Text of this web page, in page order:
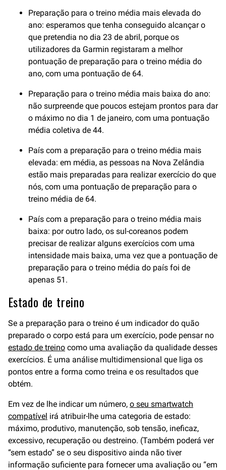
Preparação para o treino média mais elevada do
ano: esperamos que tenha conseguido alcançar o
que pretendia no dia 23 de abril, porque os
utilizadores da Garmin registaram a melhor
pontuação de preparação para o treino média do
ano, com uma pontuação de 64.
Preparação para o treino média mais baixa do ano:
não surpreende que poucos estejam prontos para dar
o máximo no dia 1 de janeiro, com uma pontuação
média coletiva de 44.
País com a preparação para o treino média mais
elevada: em média, as pessoas na Nova Zelândia
estão mais preparadas para realizar exercício do que
nós, com uma pontuação de preparação para o
treino média de 64.
País com a preparação para o treino média mais
baixa: por outro lado, os sul-coreanos podem
precisar de realizar alguns exercícios com uma
intensidade mais baixa, uma vez que a pontuação de
preparação para o treino média do país foi de
apenas 51.
Estado de treino
Se a preparação para o treino é um indicador do quão
preparado o corpo está para um exercício, pode pensar no
estado de treino como uma avaliação da qualidade desses
exercícios. É uma análise multidimensional que liga os
pontos entre a forma como treina e os resultados que
obtém.
Em vez de lhe indicar um número, o seu smartwatch
compatível irá atribuir-lhe uma categoria de estado:
máximo, produtivo, manutenção, sob tensão, ineficaz,
excessivo, recuperação ou destreino. (Também poderá ver
“sem estado” se o seu dispositivo ainda não tiver
informação suficiente para fornecer uma avaliação ou “em